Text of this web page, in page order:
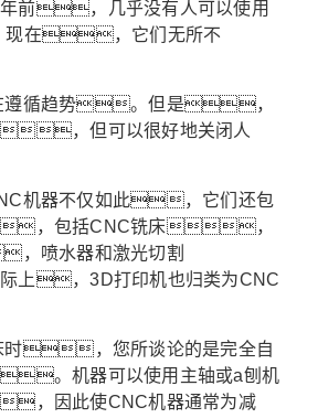
前，几乎没有人可以使用
在，它们无所不
遵循趋势。但是，
，但可以很好地关闭人
机器不仅如此，它们还包
，包括CNC铣床，
喷水器和激光切割
，3D打印机也归类为CNC
时，您所谈论的是完全自
。机器可以使用主轴或a刨机
，因此使CNC机器通常为减